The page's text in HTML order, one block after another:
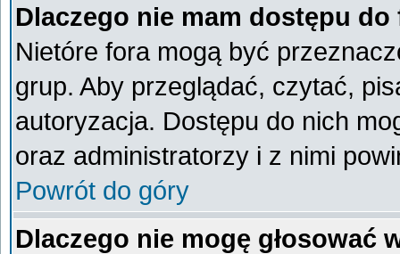
Dlaczego nie mam dostępu
Nietóre fora mogą być
grup. Aby przeglądać, czytać,
autoryzacja. Dostępu do nich
oraz administratorzy i z nimi
Powrót do góry
Dlaczego nie mogę głosować